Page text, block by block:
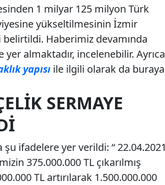
1 milyar 125 milyon Türk
yükseltilmesinin İzmir
Haberimiz devamında
almaktadır, incelenebilir. Ayrıca
yapısı ile ilgili olarak da buraya
SERMAYE
ifadelere yer verildi: “ 22.04.2021
375.000.000 TL çıkarılmış
TL artırılarak 1.500.000.000